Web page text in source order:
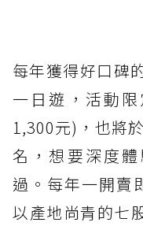
每年獲得好口碑
一日遊，活動
1,300元)，也將
名，想要深度
過。每年一開賣
以產地尚青的七